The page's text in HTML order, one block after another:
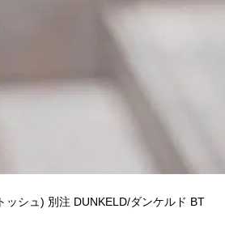
ッシュ) 別注 DUNKELD/ダンケルド BT